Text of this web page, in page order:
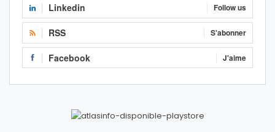
Linkedin Follow us
RSS S'abonner
Facebook J'aime